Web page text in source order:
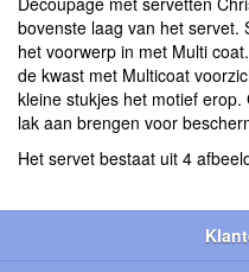
bovenste laag van het servet.
het voorwerp in met Multi
de kwast met Multicoat
kleine stukjes het motief
lak aan brengen voor
Het servet bestaat uit 4